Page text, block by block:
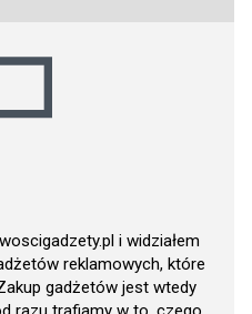
i widziałem
reklamowych, które
gadżetów jest wtedy